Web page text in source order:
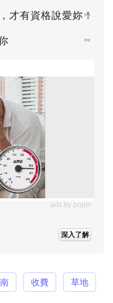
才有資格說愛妳！
PR
PR
ads by popIn
深入了解
收費 草地